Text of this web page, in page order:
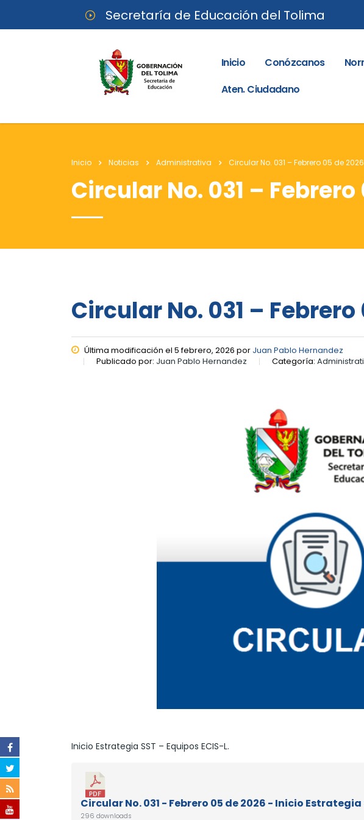
Secretaría de Educación del Tolima
Inicio Conózcanos
Aten. Ciudadano
Inicio Noticias Administrativa Circular No. 031 – Febrero 05 de 2026
Circular No. 031 – Febrero
Circular No. 031 – Febrero
Última modificación el 5 febrero, 2026 por Juan Pablo Hernandez
Publicado por: Juan Pablo Hernandez Categoría:
Inicio Estrategia SST – Equipos ECIS-L.
Circular No. 031 - Febrero 05 de 2026 - Inicio Estrategia
296 downloads